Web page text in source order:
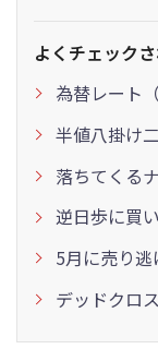
よくチェック
為替レート
半値八掛け
落ちてくる
逆日歩に買
5月に売り逃
デッドクロス